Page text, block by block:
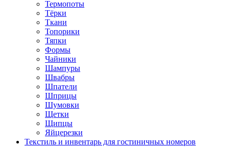
Термопоты
Тёрки
Ткани
Топорики
Тяпки
Формы
Чайники
Шампуры
Швабры
Шпатели
Шприцы
Шумовки
Щетки
Щипцы
Яйцерезки
Текстиль и инвентарь для гостиничных номеров